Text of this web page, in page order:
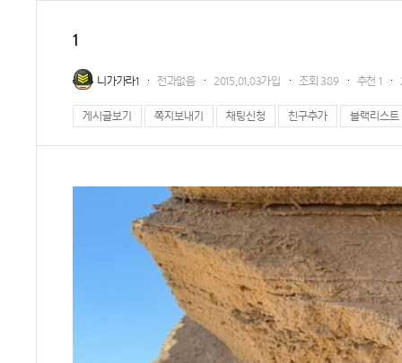
1
니가가라1 전과없음 2015.01.03가입 조회389 추천 1
게시글보기 쪽지보내기 채팅신청 친구추가 블랙리스트